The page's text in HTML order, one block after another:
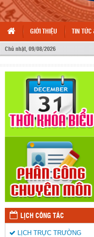
GIỚI THIỆU TIN
Chủ nhật, 09/08/2026
LỊCH CÔNG TÁC
LỊCH TRỰC TRƯỜNG